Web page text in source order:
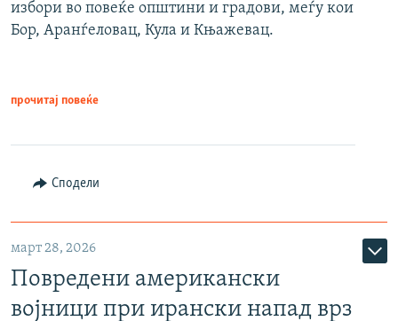
избори во повеќе општини и градови, меѓу кои
Бор, Аранѓеловац, Кула и Књажевац.
прочитај повеќе
Сподели
март 28, 2026
Повредени американски
војници при ирански напад врз